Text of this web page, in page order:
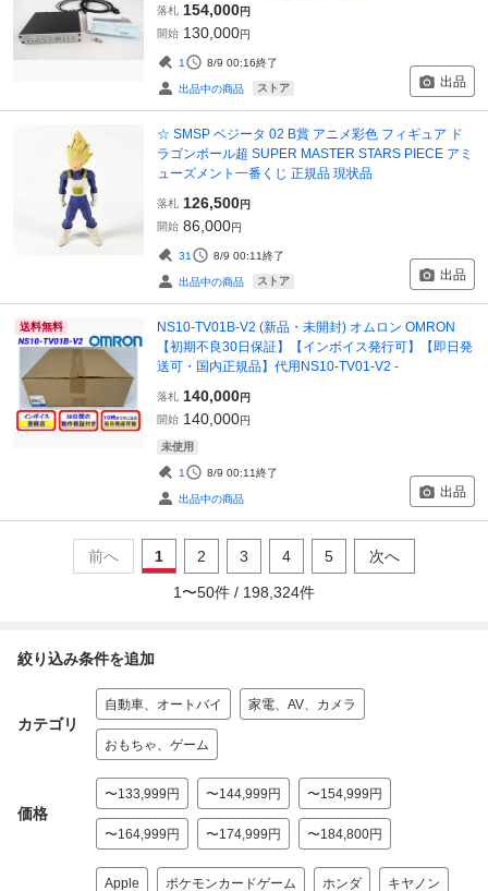
落札 154,000円
開始 130,000円
1 8/9 00:16終了
出品中の商品 ストア 出品
☆ SMSP ベジータ 02 B賞 アニメ彩色 フィギュア ド
ラゴンボール超 SUPER MASTER STARS PIECE アミ
ューズメント一番くじ 正規品 現状品
落札 126,500円
開始 86,000円
31 8/9 00:11終了
出品中の商品 ストア 出品
送料無料
NS10-TV01B-V2 (新品・未開封) オムロン OMRON
【初期不良30日保証】【インボイス発行可】【即日発
送可・国内正規品】代用NS10-TV01-V2 -
落札 140,000円
開始 140,000円
未使用
1 8/9 00:11終了
出品中の商品 出品
前へ 1 2 3 4 5 次へ
1 〜50件 / 198,324件
絞り込み条件を追加
カテゴリ
自動車、オートバイ 家電、AV、カメラ
おもちゃ、ゲーム
価格
〜133,999円 〜144,999円 〜154,999円
〜164,999円 〜174,999円 〜184,800円
Apple ポケモンカードゲーム ホンダ キヤノン